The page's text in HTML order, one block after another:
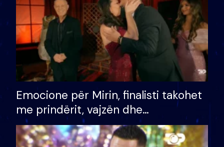
Emocione për Mirin, finalisti takohet
me prindërit, vajzën dhe
bashkëshorten: S’kemi ndonjë letër
divorci apo jo?